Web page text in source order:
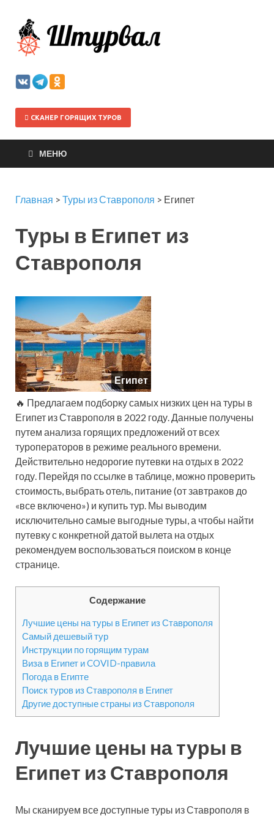
СКАНЕР ГОРЯЩИХ ТУРОВ
МЕНЮ
Главная > Туры из Ставрополя > Египет
Туры в Египет из
Ставрополя
Египет
🔥 Предлагаем подборку самых низких цен на туры в
Египет из Ставрополя в 2022 году. Данные получены
путем анализа горящих предложений от всех
туроператоров в режиме реального времени.
Действительно недорогие путевки на отдых в 2022
году. Перейдя по ссылке в таблице, можно проверить
стоимость, выбрать отель, питание (от завтраков до
«все включено») и купить тур. Мы выводим
исключительно самые выгодные туры, а чтобы найти
путевку с конкретной датой вылета на отдых
рекомендуем воспользоваться поиском в конце
странице.
Содержание
Лучшие цены на туры в Египет из Ставрополя
Самый дешевый тур
Инструкции по горящим турам
Виза в Египет и COVID-правила
Погода в Египте
Поиск туров из Ставрополя в Египет
Другие доступные страны из Ставрополя
Лучшие цены на туры в
Египет из Ставрополя
Мы сканируем все доступные туры из Ставрополя в